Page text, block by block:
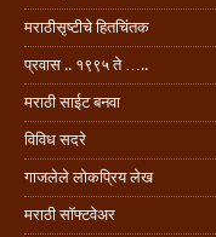
मराठीसृष्टीचे हितचिंतक
प्रवास .. १९९५ ते …..
मराठी साईट बनवा
विविध सदरे
गाजलेले लोकप्रिय लेख
मराठी सॉफ्टवेअर